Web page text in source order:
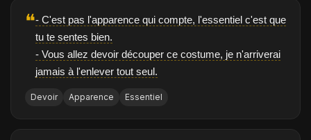
❝- C'est pas l'apparence qui compte, l'essentiel c'est que
tu te sentes bien.
- Vous allez devoir découper ce costume, je n'arriverai
jamais à l'enlever tout seul.
Devoir Apparence Essentiel